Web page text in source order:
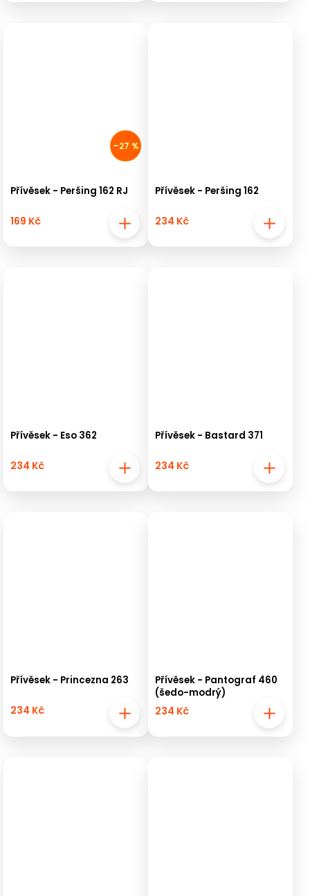
–27 %
Přívěsek - Peršing 162 RJ
169 Kč
Přívěsek - Peršing 162
234 Kč
Přívěsek - Eso 362
234 Kč
Přívěsek - Bastard 371
234 Kč
Přívěsek - Princezna 263
234 Kč
Přívěsek - Pantograf 460
(šedo-modrý)
234 Kč